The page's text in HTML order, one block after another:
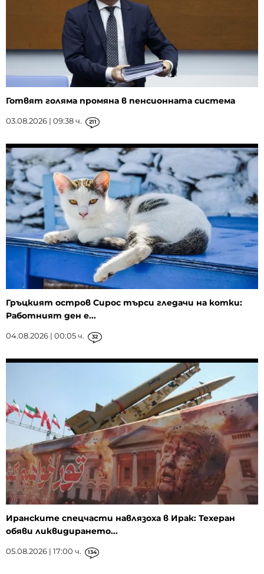
Готвят голяма промяна в пенсионната система
03.08.2026 | 09:38 ч. 211
Гръцкият остров Сирос търси гледачи на котки:
Работният ден е...
04.08.2026 | 00:05 ч. 32
Иранските спецчасти навлязоха в Ирак: Техеран
обяви ликвидирането...
05.08.2026 | 17:00 ч. 134